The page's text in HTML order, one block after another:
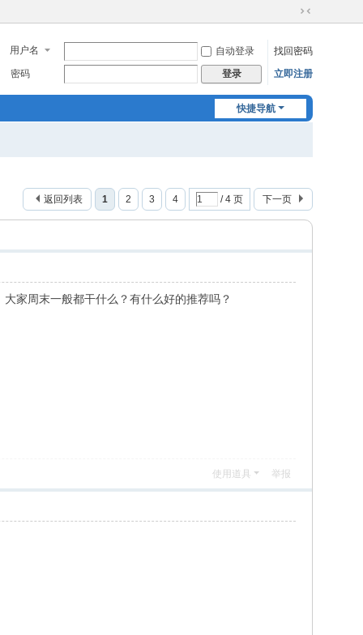
切
到
窄
用户名 自动登录
找回密码
密码
登录 立即注册
快捷导航
1 2 3 4 / 4 页 下一页
返回列表
家周末一般都干什么？有什么好的推荐吗？
使用道具 举报